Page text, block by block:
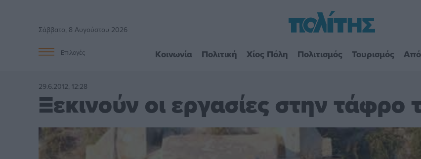
Σάββατο, 8 Αυγούστου 2026
Επιλογές Κοινωνία Πολιτική Χίος Πόλη Πολιτισμός Τουρισμός
29.6.2012, 12:28
Ξεκινούν οι εργασίες στην